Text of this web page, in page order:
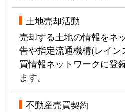
土地売却活動
売却する土地の情報をネ
告や指定流通機構(レイ
買情報ネットワークに登
ます。
不動産売買契約